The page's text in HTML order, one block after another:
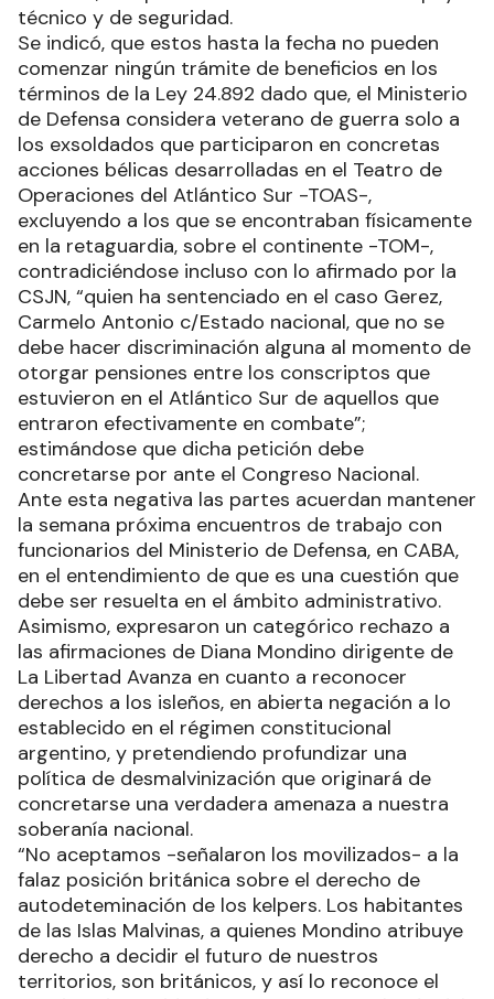
técnico y de seguridad.
Se indicó, que estos hasta la fecha no pueden
comenzar ningún trámite de beneficios en los
términos de la Ley 24.892 dado que, el Ministerio
de Defensa considera veterano de guerra solo a
los exsoldados que participaron en concretas
acciones bélicas desarrolladas en el Teatro de
Operaciones del Atlántico Sur -TOAS-,
excluyendo a los que se encontraban físicamente
en la retaguardia, sobre el continente -TOM-,
contradiciéndose incluso con lo afirmado por la
CSJN, “quien ha sentenciado en el caso Gerez,
Carmelo Antonio c/Estado nacional, que no se
debe hacer discriminación alguna al momento de
otorgar pensiones entre los conscriptos que
estuvieron en el Atlántico Sur de aquellos que
entraron efectivamente en combate”;
estimándose que dicha petición debe
concretarse por ante el Congreso Nacional.
Ante esta negativa las partes acuerdan mantener
la semana próxima encuentros de trabajo con
funcionarios del Ministerio de Defensa, en CABA,
en el entendimiento de que es una cuestión que
debe ser resuelta en el ámbito administrativo.
Asimismo, expresaron un categórico rechazo a
las afirmaciones de Diana Mondino dirigente de
La Libertad Avanza en cuanto a reconocer
derechos a los isleños, en abierta negación a lo
establecido en el régimen constitucional
argentino, y pretendiendo profundizar una
política de desmalvinización que originará de
concretarse una verdadera amenaza a nuestra
soberanía nacional.
“No aceptamos -señalaron los movilizados- a la
falaz posición británica sobre el derecho de
autodeteminación de los kelpers. Los habitantes
de las Islas Malvinas, a quienes Mondino atribuye
derecho a decidir el futuro de nuestros
territorios, son británicos, y así lo reconoce el